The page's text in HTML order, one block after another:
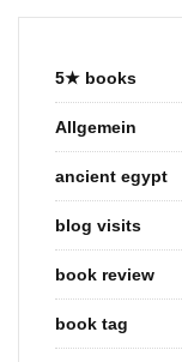
5★ books
Allgemein
ancient egypt
blog visits
book review
book tag